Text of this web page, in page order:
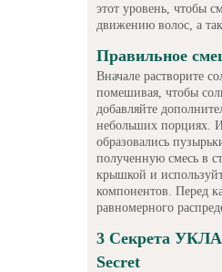
этот уровень, чтобы
движению волос, а
Правильное
Вначале растворите
помешивая, чтобы
добавляйте
небольших порциях.
образовались
полученную смесь в
крышкой и
компонентов. Перед
равномерного
3 Секрета
Secret